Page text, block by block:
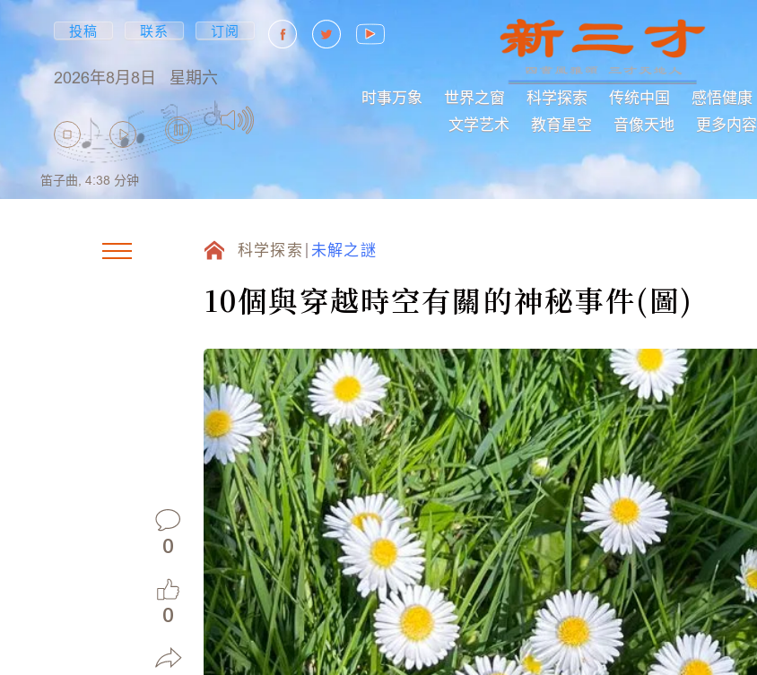
投稿 联系 订阅
2026年8月8日 星期六
时事万象 世界之窗 科学探索 传统中国 感悟健康
文学艺术
教育星空 音像天地 更多内容
笛子曲, 4:38 分钟
科学探索 未解之謎
10個與穿越時空有關的神秘事件(圖)
0
0